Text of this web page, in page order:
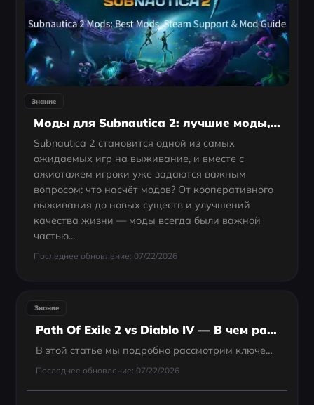
Знание
Моды для Subnautica 2: лучшие моды, поддержка Steam и руководство по модам
Subnautica 2 становится одной из самых
ожидаемых игр на выживание, и вместе с
ажиотажем игроки уже задаются важным
вопросом: что насчёт модов? От кооперативного
выживания до новых существ и улучшений
качества жизни — моды всегда были важной
частью...
Последнее обновление: 07/22/2026
Знание
Path Of Exile 2 vs Diablo IV — В чем разница?
В этой статье мы подробно рассмотрим ключевые различия между Path of Exile 2 и Diablo IV. Мы представим обзор каждой игры, сравним их механики и поможем вам решить, какая из них подходит именно вам. Кроме того, мы расскажем, как использование LagoFast мож
Последнее обновление: 07/22/2026